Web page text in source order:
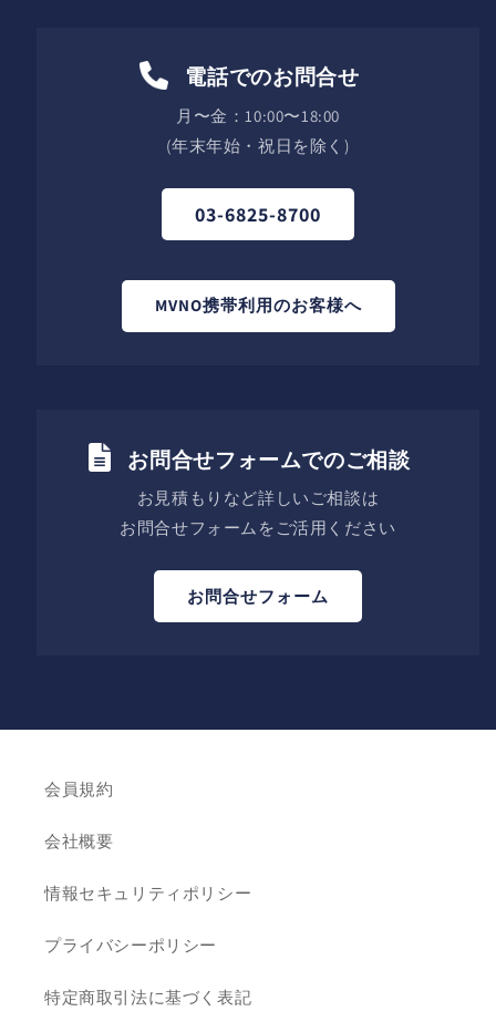
電話でのお問合せ
月〜金：10:00〜18:00
(年末年始・祝日を除く)
03-6825-8700
MVNO携帯利用のお客様へ
お問合せフォームでのご相談
お見積もりなど詳しいご相談は
お問合せフォームをご活用ください
お問合せフォーム
会員規約
会社概要
情報セキュリティポリシー
プライバシーポリシー
特定商取引法に基づく表記